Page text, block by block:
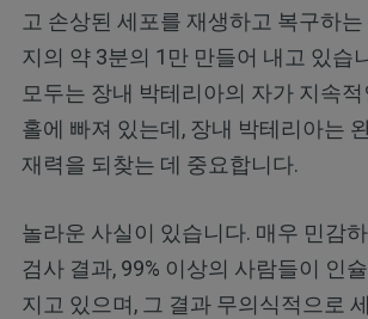
고 손상된 세포를 재생하고 복구하는
지의 약 3분의 1만 만들어 내고 있습
모두는 장내 박테리아의 자가 지속
홀에 빠져 있는데, 장내 박테리아는
재력을 되찾는 데 중요합니다.
놀라운 사실이 있습니다. 매우 민감
검사 결과, 99% 이상의 사람들이 인
지고 있으며, 그 결과 무의식적으로